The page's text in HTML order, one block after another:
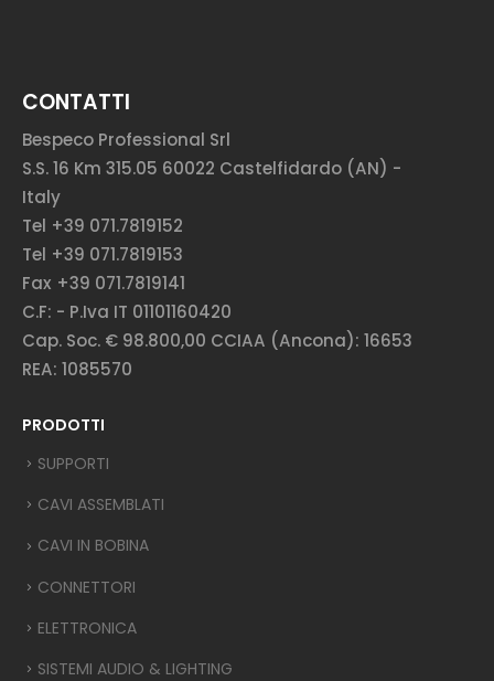
CONTATTI
Bespeco Professional Srl
S.S. 16 Km 315.05 60022 Castelfidardo (AN) -
Italy
Tel +39 071.7819152
Tel +39 071.7819153
Fax +39 071.7819141
C.F: - P.Iva IT 01101160420
Cap. Soc. € 98.800,00 CCIAA (Ancona): 16653
REA: 1085570
PRODOTTI
SUPPORTI
CAVI ASSEMBLATI
CAVI IN BOBINA
CONNETTORI
ELETTRONICA
SISTEMI AUDIO & LIGHTING